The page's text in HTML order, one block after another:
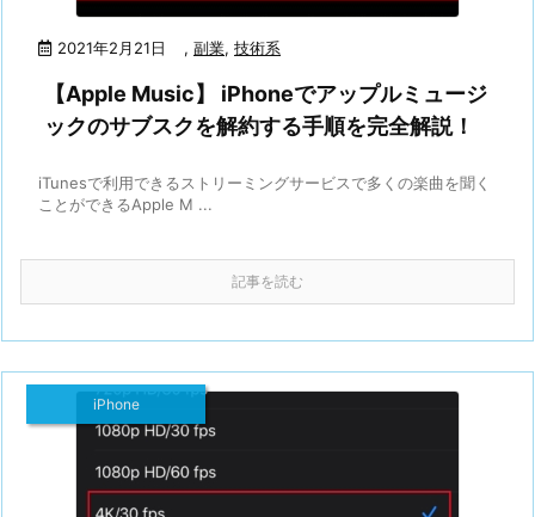
2021年2月21日 , 副業, 技術系
【Apple Music】 iPhoneでアップルミュージ
ックのサブスクを解約する手順を完全解説！
iTunesで利用できるストリーミングサービスで多くの楽曲を聞く
ことができるApple M ...
記事を読む
iPhone